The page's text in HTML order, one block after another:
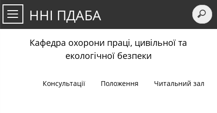
ННІ ПДАБА
Кафедра охорони праці, цивільної та
екологічної безпеки
Консультації Положення Читальний зал